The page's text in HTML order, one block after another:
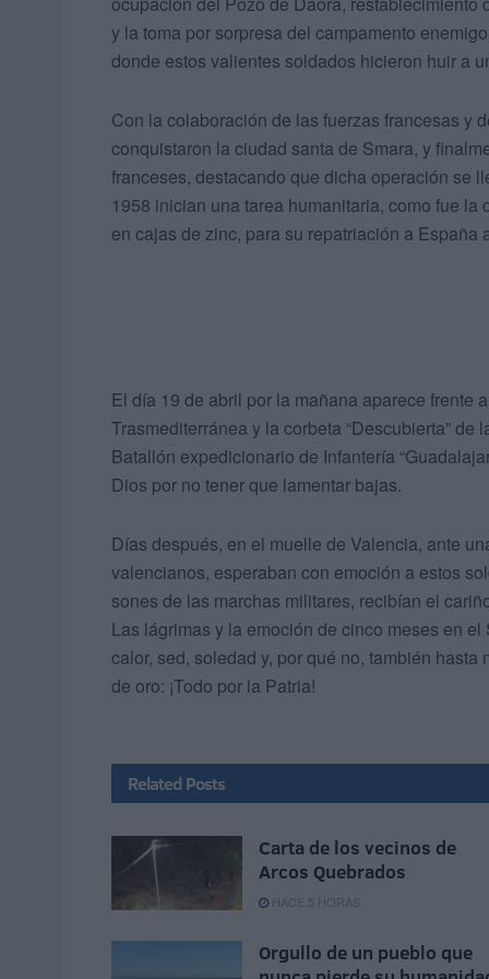
y la toma por sorpresa del campamento
donde estos valientes soldados hicieron huir a
Con la colaboración de las fuerzas francesas y
conquistaron la ciudad santa de Smara, y
franceses, destacando que dicha operación se
1958 inician una tarea humanitaria, como fue
en cajas de zinc, para su repatriación a
El día 19 de abril por la mañana aparece frente
Trasmediterránea y la corbeta “Descubierta”
Batallón expedicionario de Infantería
Dios por no tener que lamentar bajas.
Días después, en el muelle de Valencia, ante
valencianos, esperaban con emoción a estos
sones de las marchas militares, recibían el
Las lágrimas y la emoción de cinco meses en
calor, sed, soledad y, por qué no, también
de oro: ¡Todo por la Patria!
Related Posts
Carta de los vecinos de
Arcos Quebrados
HACE 5 HORAS
Orgullo de un pueblo que